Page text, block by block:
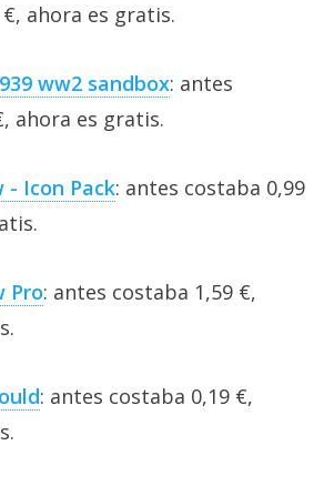
ahora es gratis.
ww2 sandbox: antes
ahora es gratis.
- Icon Pack: antes costaba 0,99
Pro: antes costaba 1,59 €,
: antes costaba 0,19 €,